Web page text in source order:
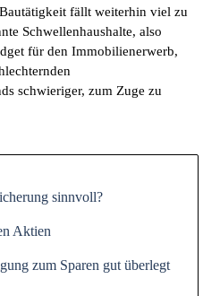
fällt weiterhin viel zu
Schwellenhaushalte, also
für den Immobilienerwerb,
schwieriger, zum Zuge zu
sinnvoll?
Aktien
zum Sparen gut überlegt